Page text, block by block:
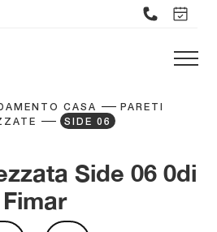
CASA
PARETI
SIDE 06
Side 06 0di
Fimar